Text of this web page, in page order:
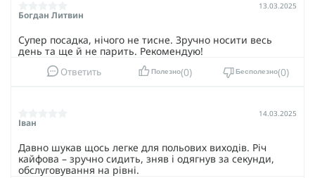
Богдан Литвин
13.03.2025
Супер посадка, нічого не тисне. Зручно носити весь
день та ще й не парить. Рекомендую!
Ответить Полезно 0 Бесполезно 0
Іван
14.03.2025
Давно шукав щось легке для польових виходів. Річ
кайфова – зручно сидить, зняв і одягнув за секунди,
обслуговування на рівні.